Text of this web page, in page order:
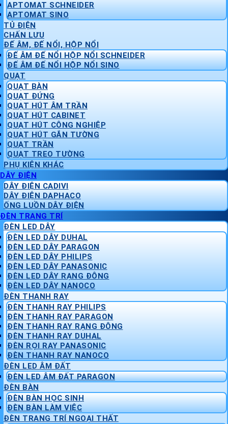
APTOMAT SCHNEIDER
APTOMAT SINO
TỦ ĐIỆN
CHẤN LƯU
ĐẾ ÂM, ĐẾ NỔI, HỘP NỔI
ĐẾ ÂM ĐẾ NỔI HỘP NỔI SCHNEIDER
ĐẾ ÂM ĐẾ NỔI HỘP NỔI SINO
QUẠT
QUẠT BÀN
QUẠT ĐỨNG
QUẠT HÚT ÂM TRẦN
QUẠT HÚT CABINET
QUẠT HÚT CÔNG NGHIỆP
QUẠT HÚT GẮN TƯỜNG
QUẠT TRẦN
QUẠT TREO TƯỜNG
PHỤ KIỆN KHÁC
DÂY ĐIỆN
DÂY ĐIỆN CADIVI
DÂY ĐIỆN DAPHACO
ỐNG LUỒN DÂY ĐIỆN
ĐÈN TRANG TRÍ
ĐÈN LED DÂY
ĐÈN LED DÂY DUHAL
ĐÈN LED DÂY PARAGON
ĐÈN LED DÂY PHILIPS
ĐÈN LED DÂY PANASONIC
ĐÈN LED DÂY RẠNG ĐÔNG
ĐÈN LED DÂY NANOCO
ĐÈN THANH RAY
ĐÈN THANH RAY PHILIPS
ĐÈN THANH RAY PARAGON
ĐÈN THANH RAY RẠNG ĐÔNG
ĐÈN THANH RAY DUHAL
ĐÈN RỌI RAY PANASONIC
ĐÈN THANH RAY NANOCO
ĐÈN LED ÂM ĐẤT
ĐÈN LED ÂM ĐẤT PARAGON
ĐÈN BÀN
ĐÈN BÀN HỌC SINH
ĐÈN BÀN LÀM VIỆC
ĐÈN TRANG TRÍ NGOẠI THẤT